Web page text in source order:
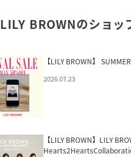
LILY BROWNのショッ
【LILY BROWN】
2026.07.23
【LILY BROWN】LILY